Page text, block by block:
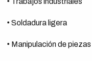
• Soldadura ligera
• Manipulación de